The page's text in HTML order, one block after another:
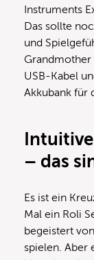
Instruments
Das sollte
und
USB-Kabel
Akkubank für
– das
Es ist ein
Mal ein Roli
begeistert
spielen. Aber